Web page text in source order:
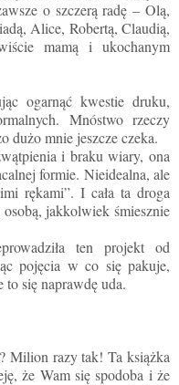
o szczerą radę – Olą,
Alice, Robertą, Claudią,
mamą i ukochanym
ogarnąć kwestie druku,
Mnóstwo rzeczy
dużo mnie jeszcze czeka.
i braku wiary, ona
formie. Nieidealna, ale
rękami”. I cała ta droga
jakkolwiek śmiesznie
ten projekt od
pojęcia w co się pakuje,
się naprawdę uda.
Milion razy tak! Ta książka
że Wam się spodoba i że